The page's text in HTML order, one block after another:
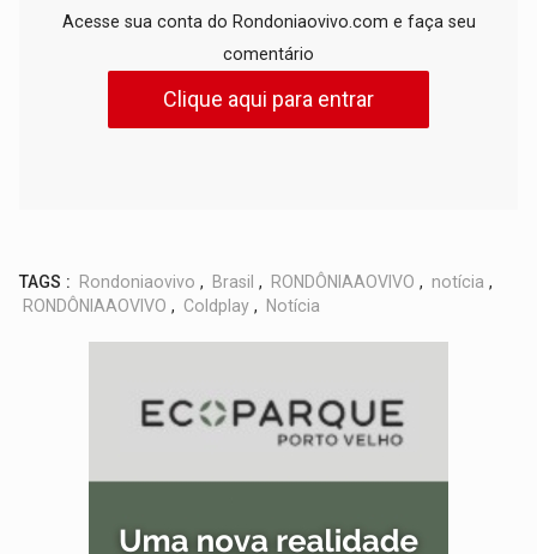
Acesse sua conta do Rondoniaovivo.com e faça seu
comentário
Clique aqui para entrar
TAGS : Rondoniaovivo , Brasil , RONDÔNIAAOVIVO , notícia ,
RONDÔNIAAOVIVO , Coldplay , Notícia